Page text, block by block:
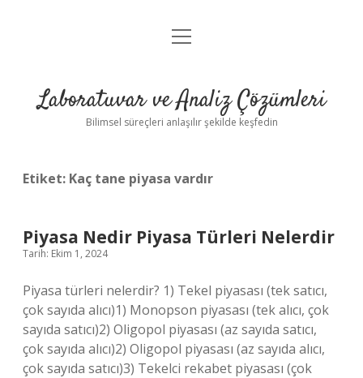
Anasayfa
Yasal Uyarı
menüyü
Laboratuvar ve Analiz Çözümleri
Bilimsel süreçleri anlaşılır şekilde keşfedin
Etiket: Kaç tane piyasa vardır
Piyasa Nedir Piyasa Türleri Nelerdir
Tarih: Ekim 1, 2024
Piyasa türleri nelerdir? 1) Tekel piyasası (tek satıcı,
çok sayıda alıcı)1) Monopson piyasası (tek alıcı, çok
sayıda satıcı)2) Oligopol piyasası (az sayıda satıcı,
çok sayıda alıcı)2) Oligopol piyasası (az sayıda alıcı,
çok sayıda satıcı)3) Tekelci rekabet piyasası (çok